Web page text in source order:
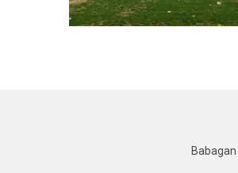
Babagan